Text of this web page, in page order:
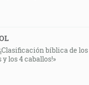
bíblica de
y los 4 caballos!»